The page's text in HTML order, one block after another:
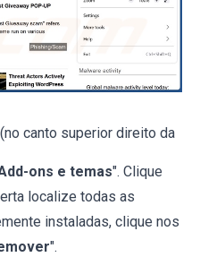
(no canto superior direito da
ons e temas". Clique
localize todas as
instaladas, clique nos
".